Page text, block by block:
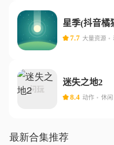
星季(抖音橘
7.7 大量资源
迷失之地2
8.4 动作 休闲
最新合集推荐